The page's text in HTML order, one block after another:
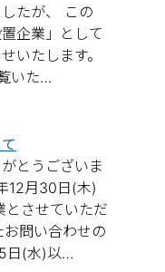
たが、 この
企業」として
いたします。
いた…
とうございま
12月30日(木)
させていただ
問い合わせの
日(水)以…